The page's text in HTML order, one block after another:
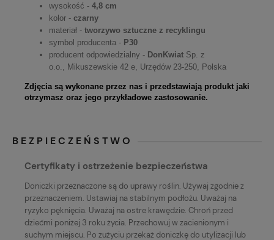
wysokość - 4,8 cm
kolor - czarny
materiał - tworzywo sztuczne z recyklingu
symbol producenta - P30
producent odpowiedzialny - DonKwiat Sp. z
o.o., Mikuszewskie 42 e, Urzędów 23-250, Polska
Zdjęcia są wykonane przez nas i przedstawiają produkt jaki
otrzymasz oraz jego przykładowe zastosowanie.
BEZPIECZEŃSTWO
Certyfikaty i ostrzeżenie bezpieczeństwa
Doniczki przeznaczone są do uprawy roślin. Używaj zgodnie z
przeznaczeniem. Ustawiaj na stabilnym podłożu. Uważaj na
ryzyko pęknięcia. Uważaj na ostre krawędzie. Chroń przed
dziećmi poniżej 3 roku życia. Przechowuj w zacienionym i
suchym miejscu. Po zużyciu przekaż doniczkę do utylizacji lub